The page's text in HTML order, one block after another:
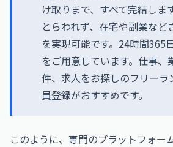
け取りまで、すべて完結しま
とらわれず、在宅や副業など
を実現可能です。24時間365
をご用意しています。仕事
件、求人をお探しのフリー
員登録がおすすめです。
このように、専門のプラットフォー